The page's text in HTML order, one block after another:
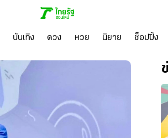
บันเทิง ดวง หวย นิยาย ช็อปปิ้ง